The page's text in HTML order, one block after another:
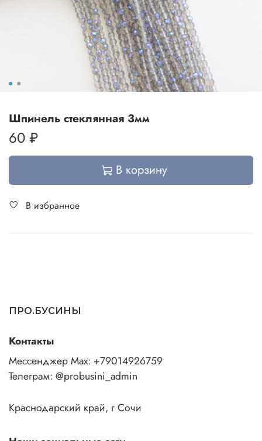
Шпинель стеклянная 3мм
60 ₽
В корзину
В избранное
ПРО.БУСИНЫ
Контакты
Мессенджер Max: +79014926759
Телеграм: @probusini_admin
Краснодарский край, г Сочи